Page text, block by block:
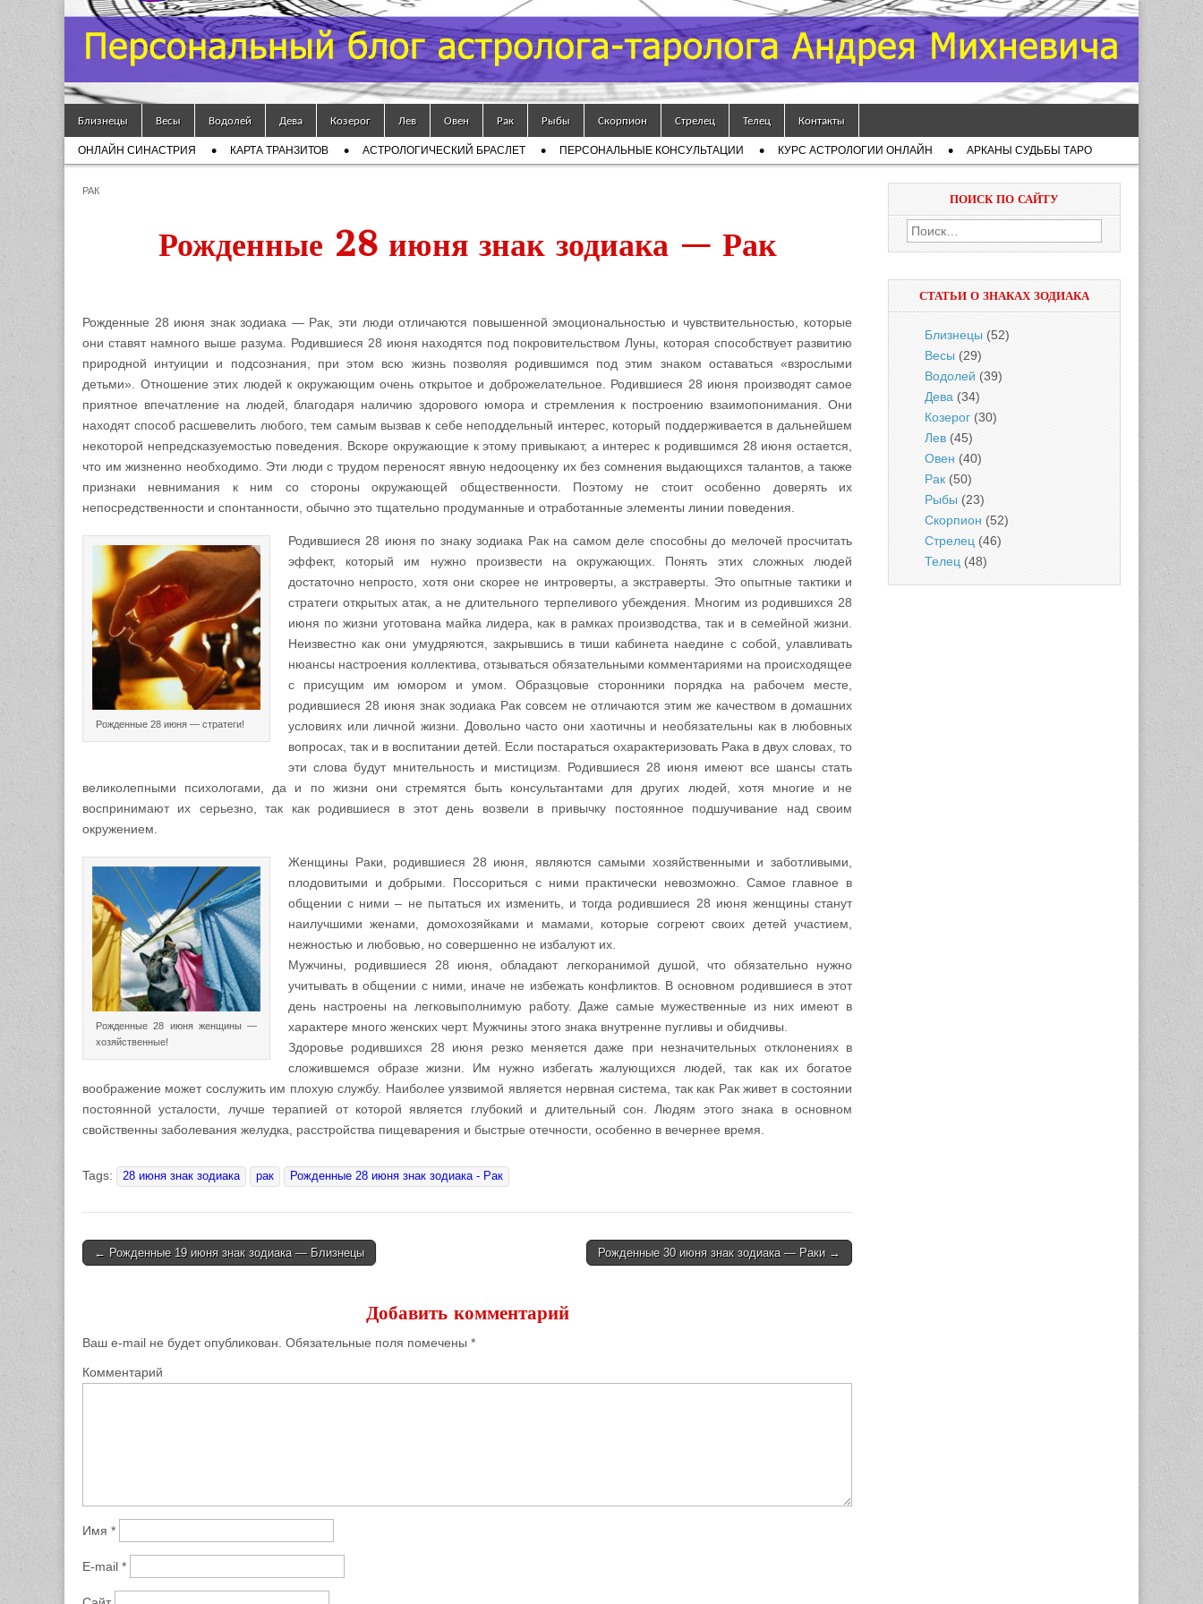
Гороскоп
Мой
Знак
Зодиака
— MZZ
Main menu
Близнецы Весы Водолей Дева Козерог Лев Овен Рак Рыбы Скорпион Стрелец Телец Контакты
Sub menu
ОНЛАЙН СИНАСТРИЯ КАРТА ТРАНЗИТОВ АСТРОЛОГИЧЕСКИЙ БРАСЛЕТ ПЕРСОНАЛЬНЫЕ КОНСУЛЬТАЦИИ КУРС АСТРОЛОГИИ ОНЛАЙН АРКАНЫ СУДЬБЫ ТАРО
РАК
Рожденные 28 июня знак зодиака — Рак
Рожденные 28 июня знак зодиака — Рак, эти люди отличаются повышенной эмоциональностью и чувствительностью, которые
они ставят намного выше разума. Родившиеся 28 июня находятся под покровительством Луны, которая способствует развитию
природной интуиции и подсознания, при этом всю жизнь позволяя родившимся под этим знаком оставаться «взрослыми
детьми». Отношение этих людей к окружающим очень открытое и доброжелательное. Родившиеся 28 июня производят самое
приятное впечатление на людей, благодаря наличию здорового юмора и стремления к построению взаимопонимания. Они
находят способ расшевелить любого, тем самым вызвав к себе неподдельный интерес, который поддерживается в дальнейшем
некоторой непредсказуемостью поведения. Вскоре окружающие к этому привыкают, а интерес к родившимся 28 июня остается,
что им жизненно необходимо. Эти люди с трудом переносят явную недооценку их без сомнения выдающихся талантов, а также
признаки невнимания к ним со стороны окружающей общественности. Поэтому не стоит особенно доверять их
непосредственности и спонтанности, обычно это тщательно продуманные и отработанные элементы линии поведения.
Рожденные 28 июня — стратеги!
Родившиеся 28 июня по знаку зодиака Рак на самом деле способны до мелочей просчитать
эффект, который им нужно произвести на окружающих. Понять этих сложных людей
достаточно непросто, хотя они скорее не интроверты, а экстраверты. Это опытные тактики и
стратеги открытых атак, а не длительного терпеливого убеждения. Многим из родившихся 28
июня по жизни уготована майка лидера, как в рамках производства, так и в семейной жизни.
Неизвестно как они умудряются, закрывшись в тиши кабинета наедине с собой, улавливать
нюансы настроения коллектива, отзываться обязательными комментариями на происходящее
с присущим им юмором и умом. Образцовые сторонники порядка на рабочем месте,
родившиеся 28 июня знак зодиака Рак совсем не отличаются этим же качеством в домашних
условиях или личной жизни. Довольно часто они хаотичны и необязательны как в любовных
вопросах, так и в воспитании детей. Если постараться охарактеризовать Рака в двух словах, то
эти слова будут мнительность и мистицизм. Родившиеся 28 июня имеют все шансы стать
великолепными психологами, да и по жизни они стремятся быть консультантами для других людей, хотя многие и не
воспринимают их серьезно, так как родившиеся в этот день возвели в привычку постоянное подшучивание над своим
окружением.
Рожденные 28 июня женщины —
хозяйственные!
Женщины Раки, родившиеся 28 июня, являются самыми хозяйственными и заботливыми,
плодовитыми и добрыми. Поссориться с ними практически невозможно. Самое главное в
общении с ними – не пытаться их изменить, и тогда родившиеся 28 июня женщины станут
наилучшими женами, домохозяйками и мамами, которые согреют своих детей участием,
нежностью и любовью, но совершенно не избалуют их.
Мужчины, родившиеся 28 июня, обладают легкоранимой душой, что обязательно нужно
учитывать в общении с ними, иначе не избежать конфликтов. В основном родившиеся в этот
день настроены на легковыполнимую работу. Даже самые мужественные из них имеют в
характере много женских черт. Мужчины этого знака внутренне пугливы и обидчивы.
Здоровье родившихся 28 июня резко меняется даже при незначительных отклонениях в
сложившемся образе жизни. Им нужно избегать жалующихся людей, так как их богатое
воображение может сослужить им плохую службу. Наиболее уязвимой является нервная система, так как Рак живет в состоянии
постоянной усталости, лучше терапией от которой является глубокий и длительный сон. Людям этого знака в основном
свойственны заболевания желудка, расстройства пищеварения и быстрые отечности, особенно в вечернее время.
Tags: 28 июня знак зодиака рак Рожденные 28 июня знак зодиака - Рак
Post navigation
← Рожденные 19 июня знак зодиака — Близнецы Рожденные 30 июня знак зодиака — Раки →
Добавить комментарий
Ваш e-mail не будет опубликован. Обязательные поля помечены *
Комментарий
Имя *
E-mail *
ПОИСК ПО САЙТУ
Найти:
СТАТЬИ О ЗНАКАХ ЗОДИАКА
Близнецы (52)
Весы (29)
Водолей (39)
Дева (34)
Козерог (30)
Лев (45)
Овен (40)
Рак (50)
Рыбы (23)
Скорпион (52)
Стрелец (46)
Телец (48)